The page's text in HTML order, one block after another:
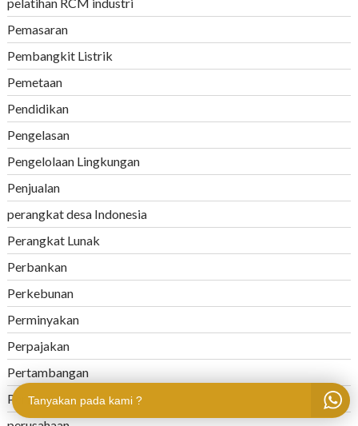
Pemasaran
Pembangkit Listrik
Pemetaan
Pendidikan
Pengelasan
Pengelolaan Lingkungan
Penjualan
perangkat desa Indonesia
Perangkat Lunak
Perbankan
Perkebunan
Perminyakan
Perpajakan
Pertambangan
Pertanahan
Tanyakan pada kami ?